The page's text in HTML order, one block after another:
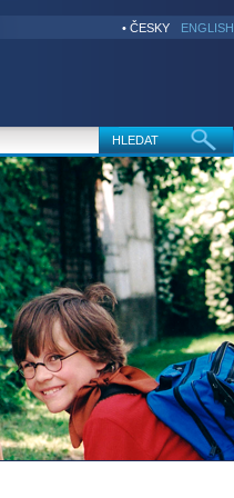
ENGLISH
• ČESKY